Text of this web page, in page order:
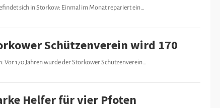
sich in Storkow: Einmal im Monat repariert ein…
Schützenverein wird 170
170 Jahren wurde der Storkower Schützenverein…
Helfer für vier Pfoten